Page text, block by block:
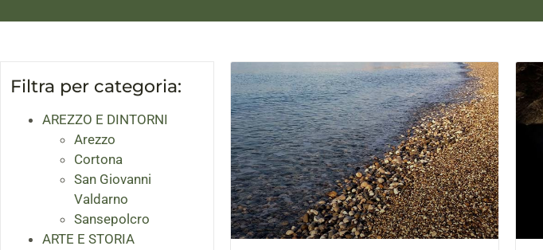
Filtra per categoria:
AREZZO E DINTORNI
Arezzo
Cortona
San Giovanni
Valdarno
Sansepolcro
ARTE E STORIA